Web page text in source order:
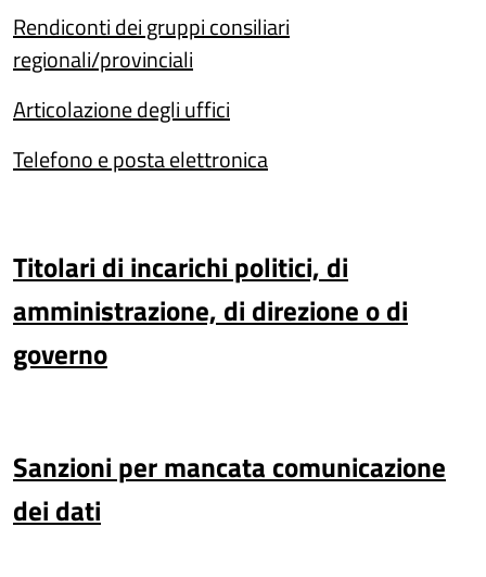
Rendiconti dei gruppi consiliari
regionali/provinciali
Articolazione degli uffici
Telefono e posta elettronica
Titolari di incarichi politici, di
amministrazione, di direzione o di
governo
Sanzioni per mancata comunicazione
dei dati